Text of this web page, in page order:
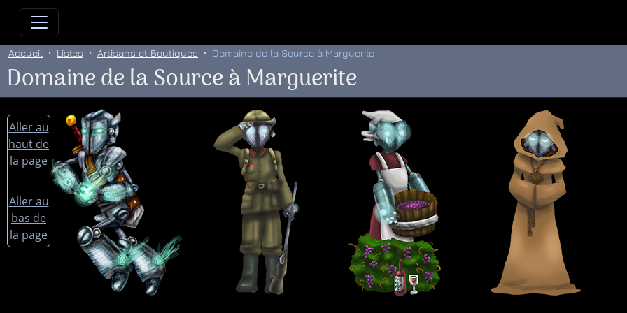
Allez directement au contenu
Accueil Listes Artisans et Boutiques Domaine de la Source à Marguerite
Domaine de la Source à Marguerite
Aller au
haut de
la page
Aller au
bas de
la page